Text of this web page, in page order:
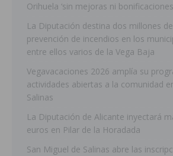
Orihuela ‘sin mejoras ni
La Diputación destina dos millones
prevención de incendios en los
entre ellos varios de la Vega Baja
Vegavacaciones 2026 amplía su
actividades abiertas a la comunidad
Salinas
La Diputación de Alicante inyectará
euros en Pilar de la Horadada
San Miguel de Salinas abre las